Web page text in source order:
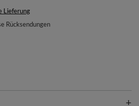
Lieferung
Rücksendungen